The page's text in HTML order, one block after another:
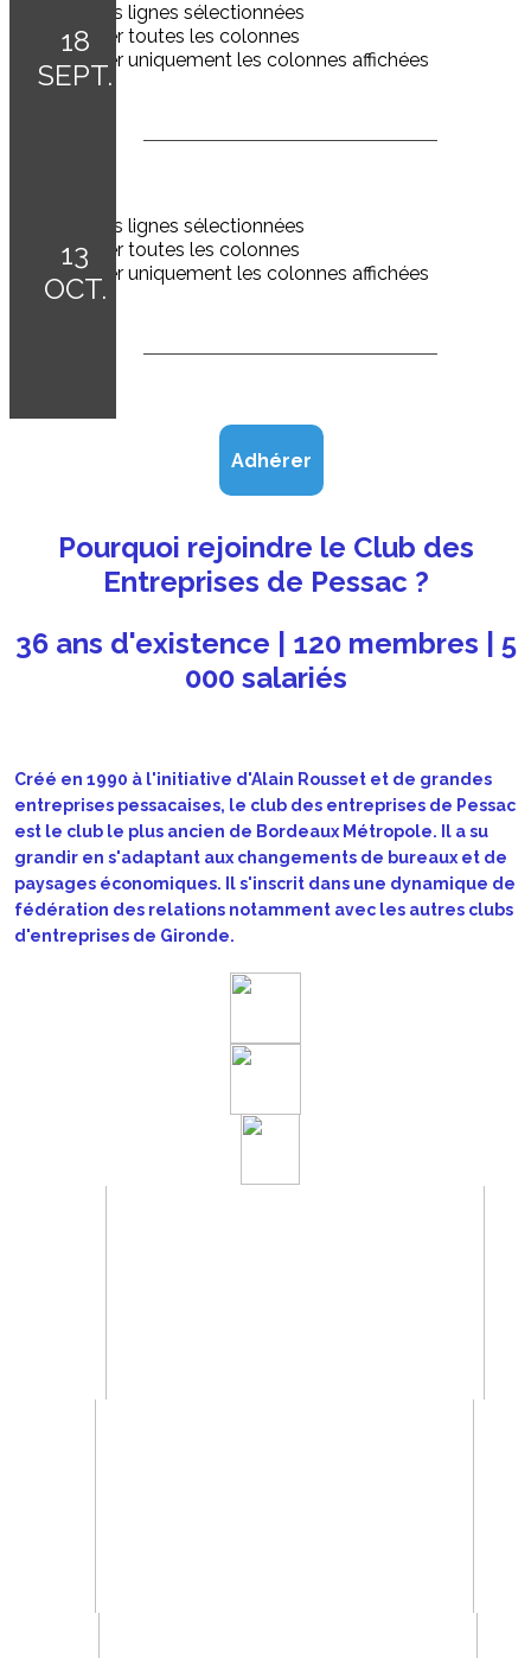
Adhérer
Pourquoi rejoindre le Club des
Entreprises de Pessac ?
36 ans d'existence | 120 membres | 5
000 salariés
Créé en 1990 à l'initiative d'Alain Rousset et de grandes
entreprises pessacaises, le club des entreprises de Pessac
est le club le plus ancien de Bordeaux Métropole. Il a su
grandir en s'adaptant aux changements de bureaux et de
paysages économiques. Il s'inscrit dans une dynamique de
fédération des relations notamment avec les autres clubs
d'entreprises de Gironde.